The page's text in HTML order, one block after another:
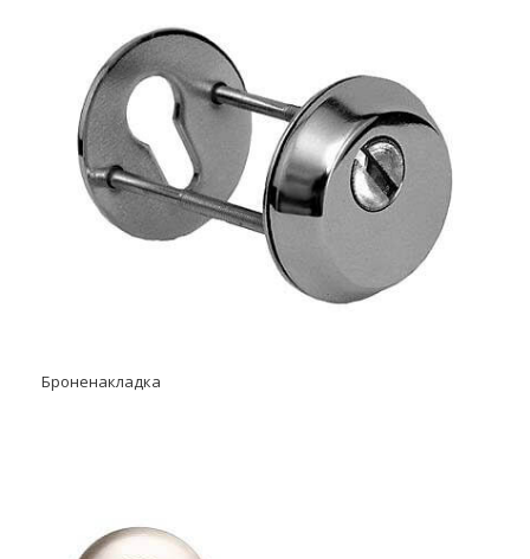
Броненакладка